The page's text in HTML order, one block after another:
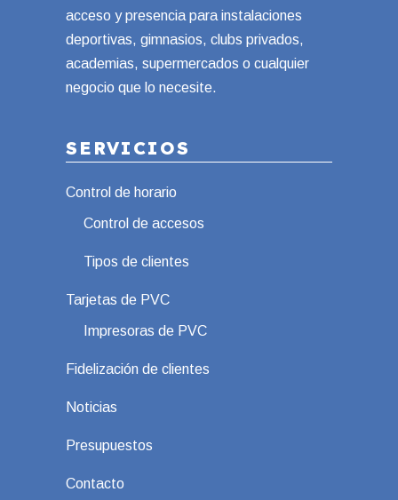
acceso y presencia para instalaciones
deportivas, gimnasios, clubs privados,
academias, supermercados o cualquier
negocio que lo necesite.
SERVICIOS
Control de horario
Control de accesos
Tipos de clientes
Tarjetas de PVC
Impresoras de PVC
Fidelización de clientes
Noticias
Presupuestos
Contacto